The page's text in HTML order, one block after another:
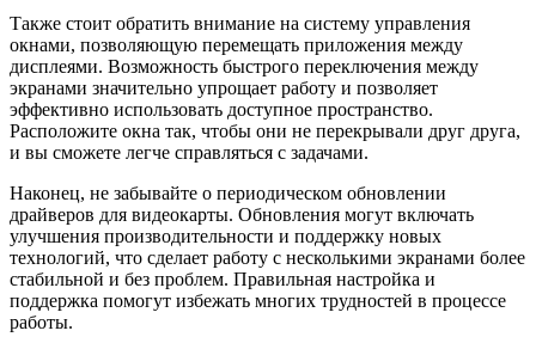
Также стоит обратить внимание на систему управления
окнами, позволяющую перемещать приложения между
дисплеями. Возможность быстрого переключения между
экранами значительно упрощает работу и позволяет
эффективно использовать доступное пространство.
Расположите окна так, чтобы они не перекрывали друг друга,
и вы сможете легче справляться с задачами.
Наконец, не забывайте о периодическом обновлении
драйверов для видеокарты. Обновления могут включать
улучшения производительности и поддержку новых
технологий, что сделает работу с несколькими экранами более
стабильной и без проблем. Правильная настройка и
поддержка помогут избежать многих трудностей в процессе
работы.